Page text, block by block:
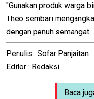
"Gunakan produk warga
Theo sembari
dengan penuh semangat.
Penulis : Sofar Panjaitan
Editor : Redaksi
Baca